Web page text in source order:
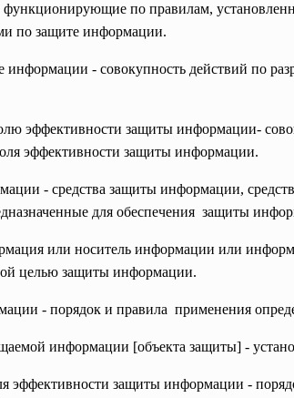
по правилам,
по защите информации.
- совокупность действий по
эффективности защиты информации-
эффективности защиты информации.
- средства защиты информации,
для обеспечения защиты
или носитель информации или
целью защиты информации.
- порядок и правила применения
информации [объекта защиты] -
эффективности защиты информации -